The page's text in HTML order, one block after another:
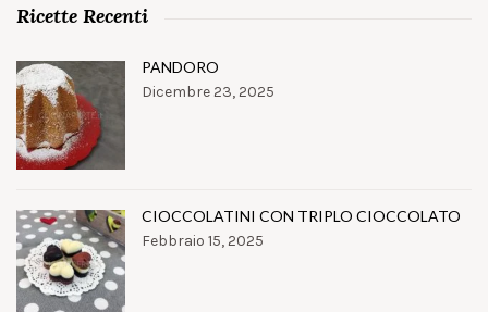
Ricette Recenti
PANDORO
Dicembre 23, 2025
CIOCCOLATINI CON TRIPLO CIOCCOLATO
Febbraio 15, 2025